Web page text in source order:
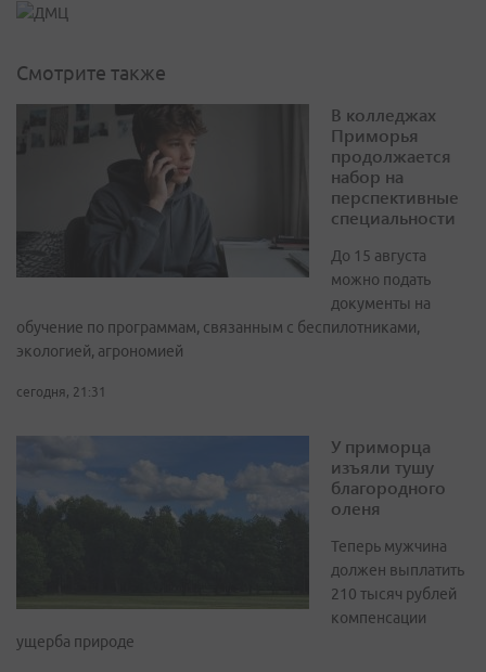
Смотрите также
В колледжах
Приморья
продолжается
набор на
перспективные
специальности
До 15 августа
можно подать
документы на
обучение по программам, связанным с беспилотниками,
экологией, агрономией
сегодня, 21:31
У приморца
изъяли тушу
благородного
оленя
Теперь мужчина
должен выплатить
210 тысяч рублей
компенсации
ущерба природе